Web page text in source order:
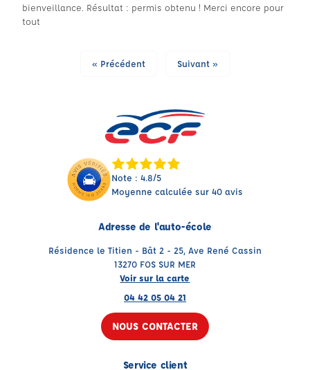
bienveillance. Résultat : permis obtenu ! Merci encore pour
tout
« Précédent Suivant »
Note : 4.8/5
Moyenne calculée sur 40 avis
Adresse de l'auto-école
Résidence le Titien - Bât 2 - 25, Ave René Cassin
13270 FOS SUR MER
Voir sur la carte
04 42 05 04 21
NOUS CONTACTER
Service client